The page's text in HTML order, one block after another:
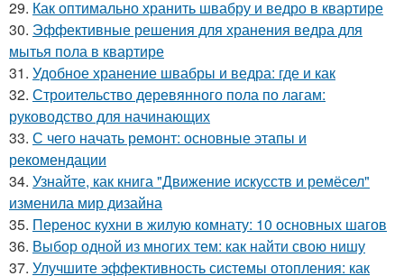
29. Как оптимально хранить швабру и ведро в квартире
30. Эффективные решения для хранения ведра для
мытья пола в квартире
31. Удобное хранение швабры и ведра: где и как
32. Строительство деревянного пола по лагам:
руководство для начинающих
33. С чего начать ремонт: основные этапы и
рекомендации
34. Узнайте, как книга "Движение искусств и ремёсел"
изменила мир дизайна
35. Перенос кухни в жилую комнату: 10 основных шагов
36. Выбор одной из многих тем: как найти свою нишу
37. Улучшите эффективность системы отопления: как